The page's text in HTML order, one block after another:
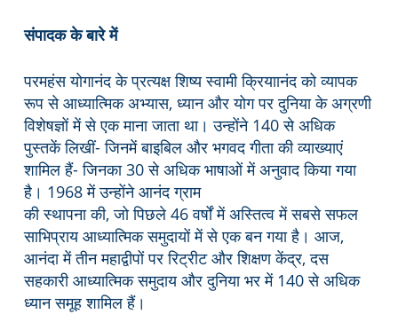
संपादक के बारे में
परमहंस योगानंद के प्रत्यक्ष शिष्य स्वामी क्रियाानंद को व्यापक
रूप से आध्यात्मिक अभ्यास, ध्यान और योग पर दुनिया के अग्रणी
विशेषज्ञों में से एक माना जाता था। उन्होंने 140 से अधिक
पुस्तकें लिखीं- जिनमें बाइबिल और भगवद गीता की व्याख्याएं
शामिल हैं- जिनका 30 से अधिक भाषाओं में अनुवाद किया गया
है। 1968 में उन्होंने आनंद ग्राम
की स्थापना की, जो पिछले 46 वर्षों में अस्तित्व में सबसे सफल
साभिप्राय आध्यात्मिक समुदायों में से एक बन गया है। आज,
आनंदा में तीन महाद्वीपों पर रिट्रीट और शिक्षण केंद्र, दस
सहकारी आध्यात्मिक समुदाय और दुनिया भर में 140 से अधिक
ध्यान समूह शामिल हैं।